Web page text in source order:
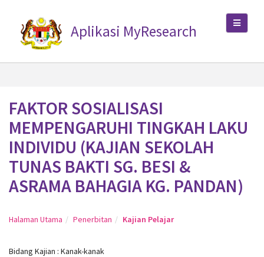
Aplikasi MyResearch
FAKTOR SOSIALISASI
MEMPENGARUHI TINGKAH LAKU
INDIVIDU (KAJIAN SEKOLAH
TUNAS BAKTI SG. BESI &
ASRAMA BAHAGIA KG. PANDAN)
Halaman Utama Penerbitan Kajian Pelajar
Bidang Kajian : Kanak-kanak